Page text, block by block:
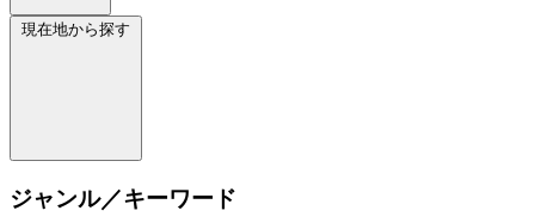
現在地から探す
ジャンル／キーワード